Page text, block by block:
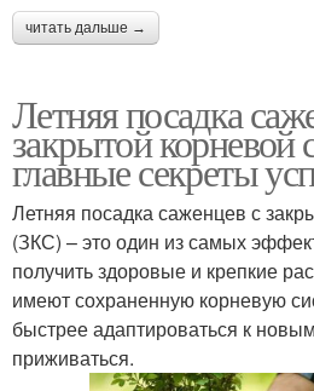
читать дальше →
Летняя посадка
закрытой корневой
главные секреты
Летняя посадка саженцев с
(ЗКС) – это один из самых
получить здоровые и крепкие
имеют сохраненную корневую
быстрее адаптироваться к
приживаться.